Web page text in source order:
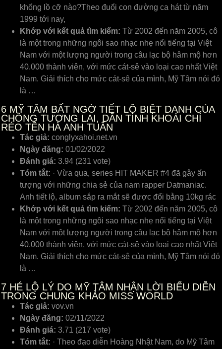
khổng lồ cỡ nào?Theo đuổi con đường ca hát từ năm
1999 tới nay,
Khớp với kết quả tìm kiếm: Từ 2002 đến năm 2005, cô
là một trong những ngôi sao nhạc nhẹ nổi tiếng tại Việt
Nam với một lượng người trong câu lạc bộ hâm mộ hơn
40.000 thành viên, với mức cát-sê vào loại cao nhất Việt
Nam. Giải thích cho mức cát-sê của mình, Mỹ Tâm nói đó
là …
6 MỸ TÂM BẤT NGỜ TIẾT LỘ BIỆT DANH CỦA
CHỒNG TƯƠNG LAI, DÂN TÌNH KHOÁI CHÍ
RÉO TÊN HÀ ANH TUẤN
Tác giả: conglyxahoi.net.vn
Ngày đăng: 01/02/2022
Đánh giá: 3.94 (231 vote)
Tóm tắt: · Vừa qua, series HIT MAKER #4 đã gây ấn
tượng với những chia sẻ của nam rapper Datmaniac.
Anh tiết lộ, album sắp ra mắt sẽ được đổi bằng 10kg rác
Khớp với kết quả tìm kiếm: Từ 2002 đến năm 2005, cô
là một trong những ngôi sao nhạc nhẹ nổi tiếng tại Việt
Nam với một lượng người trong câu lạc bộ hâm mộ hơn
40.000 thành viên, với mức cát-sê vào loại cao nhất Việt
Nam. Giải thích cho mức cát-sê của mình, Mỹ Tâm nói đó
là …
7 HÉ LỘ LÝ DO MỸ TÂM NHẬN LỜI BIỂU DIỄN
TRONG CHUNG KHẢO MISS WORLD
Tác giả: vov.vn
Ngày đăng: 02/11/2022
Đánh giá: 3.71 (217 vote)
Tóm tắt: · Theo đạo diễn Hoàng Nhật Nam, do Mỹ Tâm